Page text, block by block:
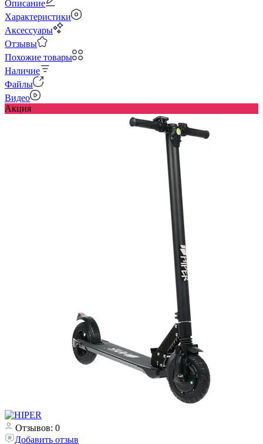
Описание
Характеристики
Аксессуары
Отзывы
Похожие товары
Наличие
Файлы
Видео
Акция
Отзывов: 0
Добавить отзыв